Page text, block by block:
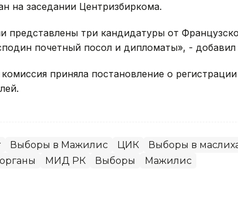
на заседании Центризбиркома.
представлены три кандидатуры от
почетный посол и дипломаты», - добавил
приняла постановление о регистрации
Выборы в Мажилис ЦИК
Выборы в
МИД РК Выборы Мажилис